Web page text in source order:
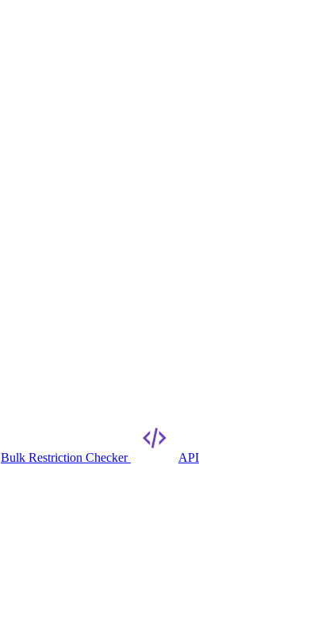
Bulk Restriction Checker
API